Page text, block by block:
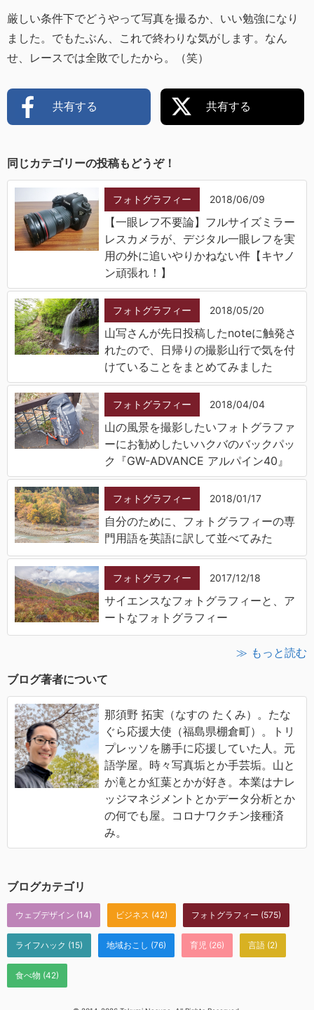
厳しい条件下でどうやって写真を撮るか、いい勉強になり
ました。でもたぶん、これで終わりな気がします。なん
せ、レースでは全敗でしたから。（笑）
共有する 共有する
同じカテゴリーの投稿もどうぞ！
フォトグラフィー 2018/06/09
【一眼レフ不要論】フルサイズミラー
レスカメラが、デジタル一眼レフを実
用の外に追いやりかねない件【キヤノ
ン頑張れ！】
フォトグラフィー 2018/05/20
山写さんが先日投稿したnoteに触発さ
れたので、日帰りの撮影山行で気を付
けていることをまとめてみました
フォトグラフィー 2018/04/04
山の風景を撮影したいフォトグラファ
ーにお勧めしたいハクバのバックパッ
ク『GW-ADVANCE アルパイン40』
フォトグラフィー 2018/01/17
自分のために、フォトグラフィーの専
門用語を英語に訳して並べてみた
フォトグラフィー 2017/12/18
サイエンスなフォトグラフィーと、ア
ートなフォトグラフィー
≫ もっと読む
ブログ著者について
那須野 拓実（なすの たくみ）。たな
ぐら応援大使（福島県棚倉町）。トリ
プレッソを勝手に応援していた人。元
語学屋。時々写真垢とか手芸垢。山と
か滝とか紅葉とかが好き。本業はナレ
ッジマネジメントとかデータ分析とか
の何でも屋。コロナワクチン接種済
み。
ブログカテゴリ
ウェブデザイン (14) ビジネス (42) フォトグラフィー (575)
ライフハック (15) 地域おこし (76) 育児 (26) 言語 (2)
食べ物 (42)